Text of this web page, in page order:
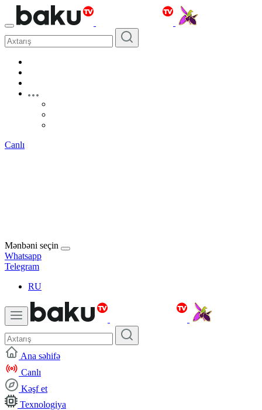
Canlı
Mənbəni seçin
Whatsapp
Telegram
RU
Ana səhifə
Canlı
Kəşf et
Texnologiya